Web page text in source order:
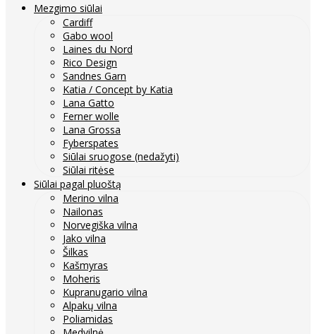
Mezgimo siūlai
Cardiff
Gabo wool
Laines du Nord
Rico Design
Sandnes Garn
Katia / Concept by Katia
Lana Gatto
Ferner wolle
Lana Grossa
Fyberspates
Siūlai sruogose (nedažyti)
Siūlai ritėse
Siūlai pagal pluoštą
Merino vilna
Nailonas
Norvegiška vilna
Jako vilna
Šilkas
Kašmyras
Moheris
Kupranugario vilna
Alpakų vilna
Poliamidas